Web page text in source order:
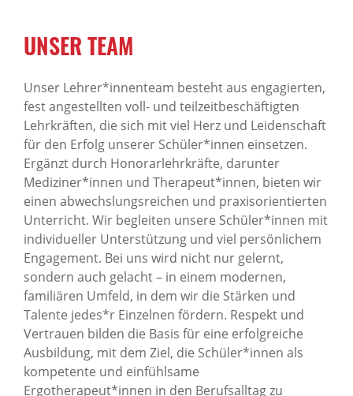
UNSER TEAM
Unser Lehrer*innenteam besteht aus engagierten,
fest angestellten voll- und teilzeitbeschäftigten
Lehrkräften, die sich mit viel Herz und Leidenschaft
für den Erfolg unserer Schüler*innen einsetzen.
Ergänzt durch Honorarlehrkräfte, darunter
Mediziner*innen und Therapeut*innen, bieten wir
einen abwechslungsreichen und praxisorientierten
Unterricht. Wir begleiten unsere Schüler*innen mit
individueller Unterstützung und viel persönlichem
Engagement. Bei uns wird nicht nur gelernt,
sondern auch gelacht – in einem modernen,
familiären Umfeld, in dem wir die Stärken und
Talente jedes*r Einzelnen fördern. Respekt und
Vertrauen bilden die Basis für eine erfolgreiche
Ausbildung, mit dem Ziel, die Schüler*innen als
kompetente und einfühlsame
Ergotherapeut*innen in den Berufsalltag zu